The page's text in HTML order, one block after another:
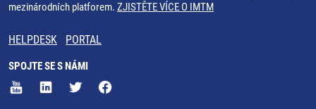
mezinárodních platforem. ZJISTĚTE VÍCE O IMTM
HELPDESK PORTAL
SPOJTE SE S NÁMI